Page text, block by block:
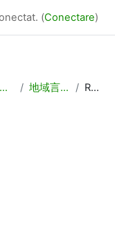
(Conectare)
教務課：授業計画，時間割作成 地域言語A日本語 Rezumat